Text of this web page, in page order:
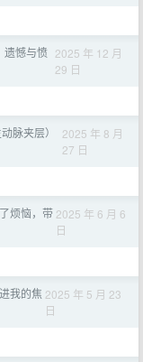
遗憾与愤 2025 年 12 月
29 日
脉夹层）
2025 年 8 月
27 日
烦恼，带 2025 年 6 月 6
日
我的焦 2025 年 5 月 23
日